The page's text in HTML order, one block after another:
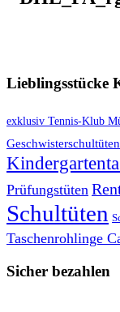
Lieblingsstücke
exklusiv Tennis-Klub
Geschwisterschultüten
Prüfungstüten
Schultüten
Taschenrohlinge
Sicher bezahlen